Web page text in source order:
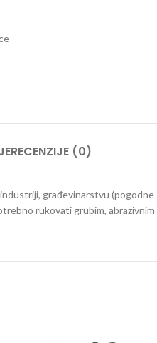
RECENZIJE (0)
građevinarstvu
rukovati grubim,